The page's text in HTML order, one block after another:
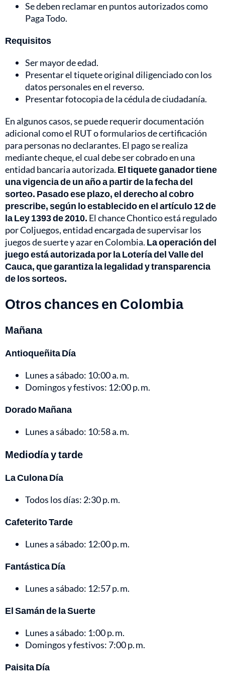
Se deben reclamar en puntos autorizados como
Paga Todo.
Requisitos
Ser mayor de edad.
Presentar el tiquete original diligenciado con los
datos personales en el reverso.
Presentar fotocopia de la cédula de ciudadanía.
En algunos casos, se puede requerir documentación
adicional como el RUT o formularios de certificación
para personas no declarantes. El pago se realiza
mediante cheque, el cual debe ser cobrado en una
entidad bancaria autorizada. El tiquete ganador tiene
una vigencia de un año a partir de la fecha del
sorteo. Pasado ese plazo, el derecho al cobro
prescribe, según lo establecido en el artículo 12 de
la Ley 1393 de 2010. El chance Chontico está regulado
por Coljuegos, entidad encargada de supervisar los
juegos de suerte y azar en Colombia. La operación del
juego está autorizada por la Lotería del Valle del
Cauca, que garantiza la legalidad y transparencia
de los sorteos.
Otros chances en Colombia
Mañana
Antioqueñita Día
Lunes a sábado: 10:00 a. m.
Domingos y festivos: 12:00 p. m.
Dorado Mañana
Lunes a sábado: 10:58 a. m.
Mediodía y tarde
La Culona Día
Todos los días: 2:30 p. m.
Cafeterito Tarde
Lunes a sábado: 12:00 p. m.
Fantástica Día
Lunes a sábado: 12:57 p. m.
El Samán de la Suerte
Lunes a sábado: 1:00 p. m.
Domingos y festivos: 7:00 p. m.
Paisita Día